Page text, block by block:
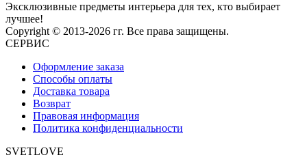
Эксклюзивные предметы интерьера для тех, кто выбирает
лучшее!
Copyright © 2013-2026 гг. Все права защищены.
СЕРВИС
Оформление заказа
Способы оплаты
Доставка товара
Возврат
Правовая информация
Политика конфиденциальности
SVETLOVE